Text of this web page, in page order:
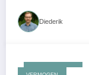
Diederik
maart 23, 2026